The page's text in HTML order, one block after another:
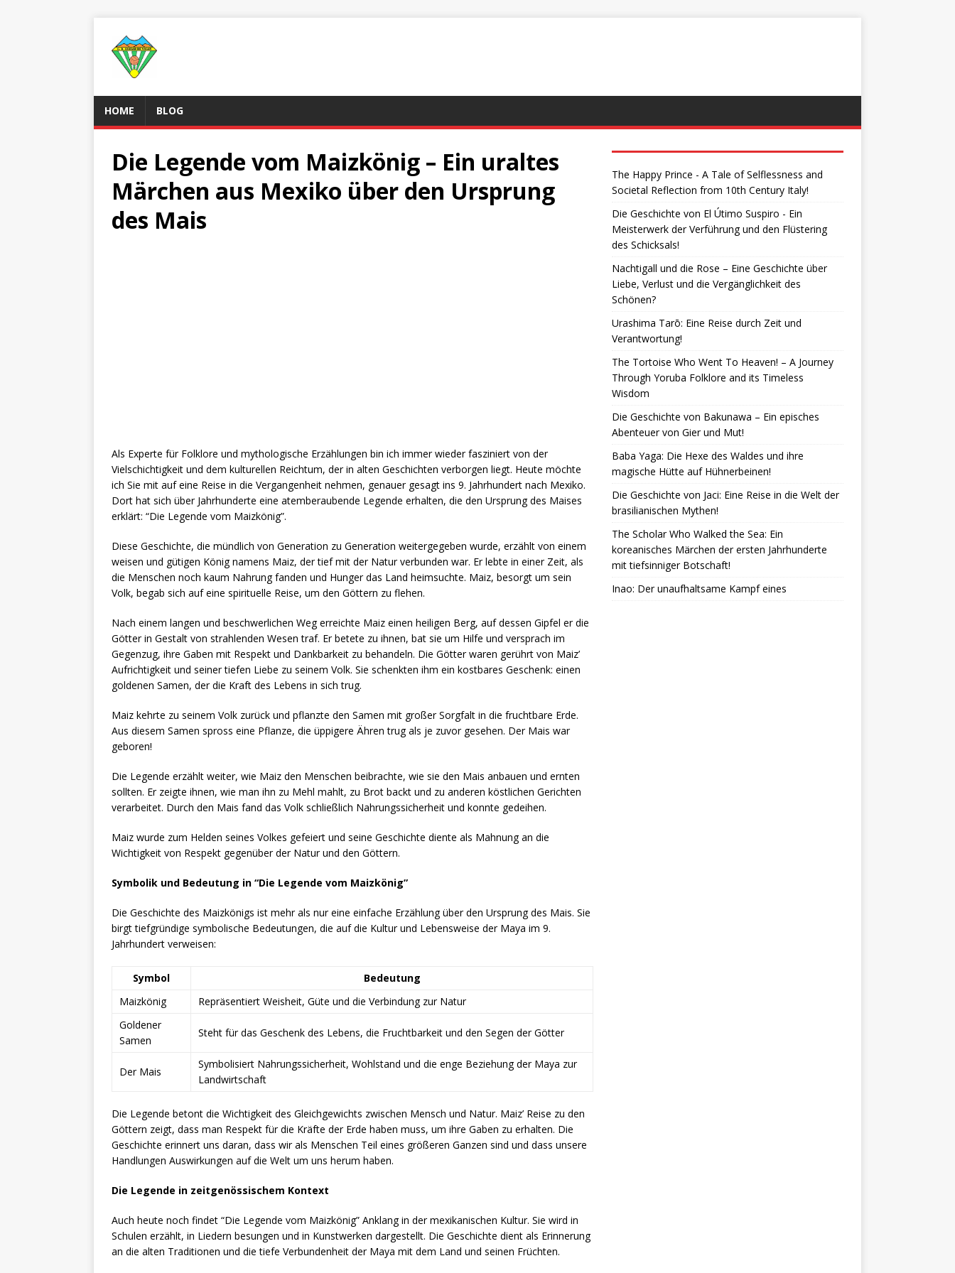
HOME BLOG
Die Legende vom Maizkönig – Ein uraltes
Märchen aus Mexiko über den Ursprung
des Mais
Als Experte für Folklore und mythologische Erzählungen bin ich immer wieder fasziniert von der
Vielschichtigkeit und dem kulturellen Reichtum, der in alten Geschichten verborgen liegt. Heute möchte
ich Sie mit auf eine Reise in die Vergangenheit nehmen, genauer gesagt ins 9. Jahrhundert nach Mexiko.
Dort hat sich über Jahrhunderte eine atemberaubende Legende erhalten, die den Ursprung des Maises
erklärt: “Die Legende vom Maizkönig”.
Diese Geschichte, die mündlich von Generation zu Generation weitergegeben wurde, erzählt von einem
weisen und gütigen König namens Maiz, der tief mit der Natur verbunden war. Er lebte in einer Zeit, als
die Menschen noch kaum Nahrung fanden und Hunger das Land heimsuchte. Maiz, besorgt um sein
Volk, begab sich auf eine spirituelle Reise, um den Göttern zu flehen.
Nach einem langen und beschwerlichen Weg erreichte Maiz einen heiligen Berg, auf dessen Gipfel er die
Götter in Gestalt von strahlenden Wesen traf. Er betete zu ihnen, bat sie um Hilfe und versprach im
Gegenzug, ihre Gaben mit Respekt und Dankbarkeit zu behandeln. Die Götter waren gerührt von Maiz’
Aufrichtigkeit und seiner tiefen Liebe zu seinem Volk. Sie schenkten ihm ein kostbares Geschenk: einen
goldenen Samen, der die Kraft des Lebens in sich trug.
Maiz kehrte zu seinem Volk zurück und pflanzte den Samen mit großer Sorgfalt in die fruchtbare Erde.
Aus diesem Samen spross eine Pflanze, die üppigere Ähren trug als je zuvor gesehen. Der Mais war
geboren!
Die Legende erzählt weiter, wie Maiz den Menschen beibrachte, wie sie den Mais anbauen und ernten
sollten. Er zeigte ihnen, wie man ihn zu Mehl mahlt, zu Brot backt und zu anderen köstlichen Gerichten
verarbeitet. Durch den Mais fand das Volk schließlich Nahrungssicherheit und konnte gedeihen.
Maiz wurde zum Helden seines Volkes gefeiert und seine Geschichte diente als Mahnung an die
Wichtigkeit von Respekt gegenüber der Natur und den Göttern.
Symbolik und Bedeutung in “Die Legende vom Maizkönig”
Die Geschichte des Maizkönigs ist mehr als nur eine einfache Erzählung über den Ursprung des Mais. Sie
birgt tiefgründige symbolische Bedeutungen, die auf die Kultur und Lebensweise der Maya im 9.
Jahrhundert verweisen:
Symbol
Bedeutung
Maizkönig
Repräsentiert Weisheit, Güte und die Verbindung zur Natur
Goldener
Samen
Steht für das Geschenk des Lebens, die Fruchtbarkeit und den Segen der Götter
Der Mais
Symbolisiert Nahrungssicherheit, Wohlstand und die enge Beziehung der Maya zur
Landwirtschaft
Die Legende betont die Wichtigkeit des Gleichgewichts zwischen Mensch und Natur. Maiz’ Reise zu den
Göttern zeigt, dass man Respekt für die Kräfte der Erde haben muss, um ihre Gaben zu erhalten. Die
Geschichte erinnert uns daran, dass wir als Menschen Teil eines größeren Ganzen sind und dass unsere
Handlungen Auswirkungen auf die Welt um uns herum haben.
Die Legende in zeitgenössischem Kontext
Auch heute noch findet “Die Legende vom Maizkönig” Anklang in der mexikanischen Kultur. Sie wird in
Schulen erzählt, in Liedern besungen und in Kunstwerken dargestellt. Die Geschichte dient als Erinnerung
an die alten Traditionen und die tiefe Verbundenheit der Maya mit dem Land und seinen Früchten.
The Happy Prince - A Tale of Selflessness and
Societal Reflection from 10th Century Italy!
Die Geschichte von El Útimo Suspiro - Ein
Meisterwerk der Verführung und den Flüstering
des Schicksals!
Nachtigall und die Rose – Eine Geschichte über
Liebe, Verlust und die Vergänglichkeit des
Schönen?
Urashima Tarō: Eine Reise durch Zeit und
Verantwortung!
The Tortoise Who Went To Heaven! – A Journey
Through Yoruba Folklore and its Timeless
Wisdom
Die Geschichte von Bakunawa – Ein episches
Abenteuer von Gier und Mut!
Baba Yaga: Die Hexe des Waldes und ihre
magische Hütte auf Hühnerbeinen!
Die Geschichte von Jaci: Eine Reise in die Welt der
brasilianischen Mythen!
The Scholar Who Walked the Sea: Ein
koreanisches Märchen der ersten Jahrhunderte
mit tiefsinniger Botschaft!
Inao: Der unaufhaltsame Kampf eines